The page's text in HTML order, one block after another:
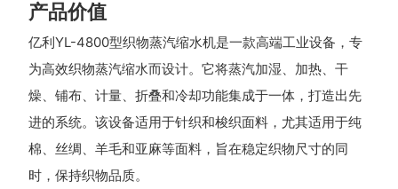
产品价值
亿利YL-4800型织物蒸汽缩水机是一款高端工业设备，专
为高效织物蒸汽缩水而设计。它将蒸汽加湿、加热、干
燥、铺布、计量、折叠和冷却功能集成于一体，打造出先
进的系统。该设备适用于针织和梭织面料，尤其适用于纯
棉、丝绸、羊毛和亚麻等面料，旨在稳定织物尺寸的同
时，保持织物品质。